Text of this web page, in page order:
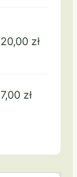
20,00 zł
7,00 zł